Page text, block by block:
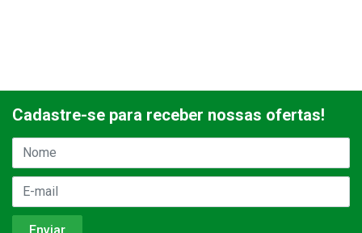
Cadastre-se para receber nossas ofertas!